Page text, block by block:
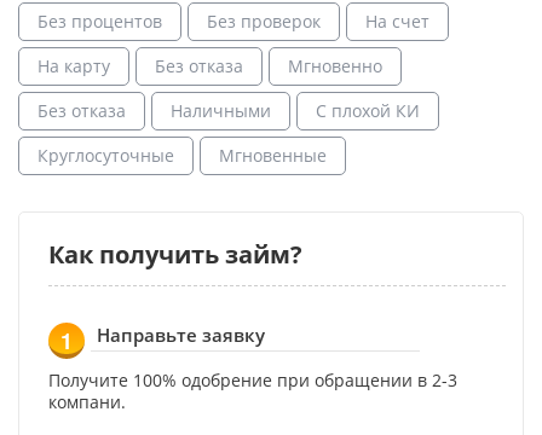
Без процентов
Без проверок
На счет
На карту
Без отказа
Мгновенно
Без отказа
Наличными
С плохой КИ
Круглосуточные
Мгновенные
Как получить займ?
1 Направьте заявку
Получите 100% одобрение при обращении в 2-3
компани.